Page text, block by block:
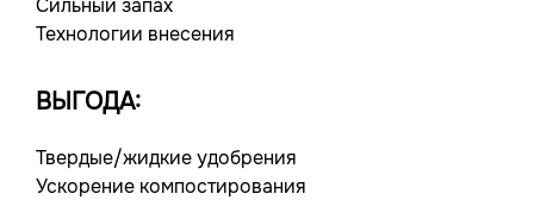
Технологии внесения
ВЫГОДА:
Твердые/жидкие удобрения
Ускорение компостирования